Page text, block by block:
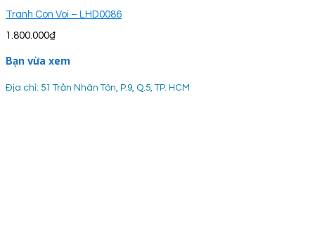
Tranh Con Voi – LHD0086
1.800.000₫
Bạn vừa xem
Địa chỉ: 51 Trần Nhân Tôn, P.9, Q.5, TP. HCM